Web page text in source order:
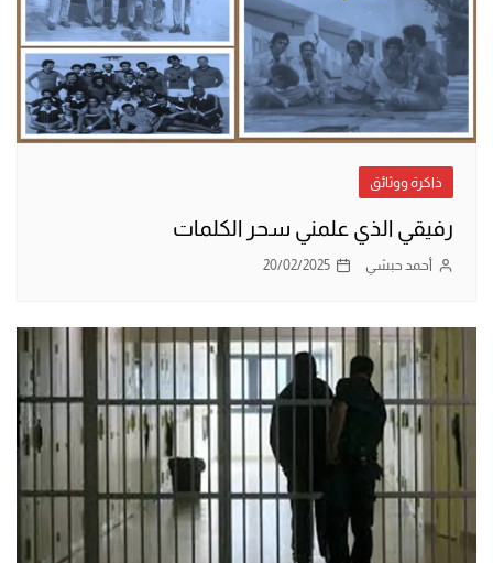
ذاكرة ووثائق
رفيقي الذي علمني سحر الكلمات
أحمد حبشي 20/02/2025